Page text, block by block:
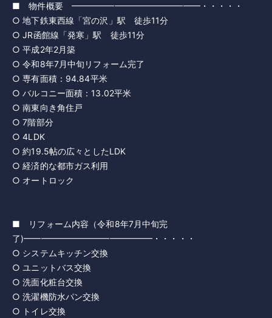
■ 物件概要 ━━━━━━━━━━━━━━━・・・・・
○ 地下鉄東西線「宮の沢」駅 徒歩11分
○ JR函館線「発寒」駅 徒歩11分
○ 平成2年2月築
○ 令和8年7月中旬リフォーム完了
○ 専有面積：94.84平米
○ バルコニー面積：13.02平米
○ 南東向き角住戸
○ 7階部分
○ 4LDK
○ 約19.5帖の広々としたLDK
○ 経済的な都市ガス利用
○ オートロック
■ リフォーム内容（令和8年7月中旬完
了)━━━━━━━━━━━━━━━・・・・・
○ システムキッチン交換
○ ユニットバス交換
○ 洗面化粧台交換
○ 洗濯機防水パン交換
○ トイレ交換